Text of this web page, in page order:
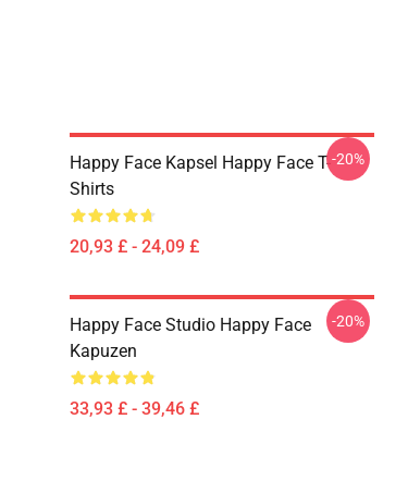
Happy Face Kapsel Happy Face T-
Shirts
20,93 £ - 24,09 £
-20%
Happy Face Studio Happy Face
Kapuzen
33,93 £ - 39,46 £
-20%